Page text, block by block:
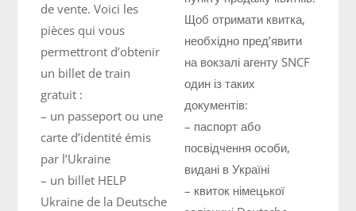
de vente. Voici les
pièces qui vous
permettront d’obtenir
un billet de train
gratuit :
– un passeport ou une
carte d’identité émis
par l’Ukraine
– un billet HELP
Ukraine de la Deutsche
Щоб отримати квитка,
необхідно пред’явити
на вокзалі агенту SNCF
один із таких
документів:
– паспорт або
посвідчення особи,
видані в Україні
– квиток німецької